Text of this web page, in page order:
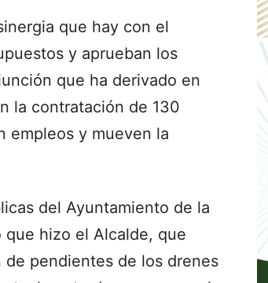
que hay con el
y aprueban los
que ha derivado en
la contratación de 130
empleos y mueven la
del Ayuntamiento de la
que hizo el Alcalde, que
pendientes de los drenes